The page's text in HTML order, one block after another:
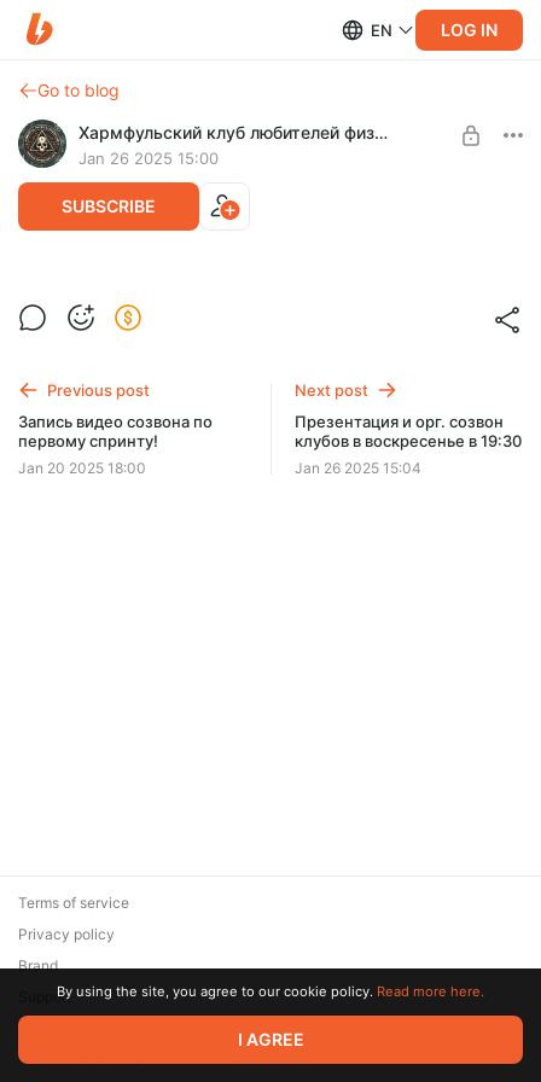
EN LOG IN
Go to blog
Хармфульский клуб любителей физики
Jan 26 2025 15:00
SUBSCRIBE
Приглашаем на новый созвон в
понедельник в 21:00
UNLOCK FOR FREE
7 days free, then $19.3 per month
Previous post
Запись видео созвона по
первому спринту!
Jan 20 2025 18:00
Next post
Презентация и орг. созвон
клубов в воскресенье в 19:30
Jan 26 2025 15:04
© 2026 Zaya Solutions Limited. All rights reserved. All trademarks
are the property of their respective owners.
Terms of service
Privacy policy
Brand
SupportBy using the site, you agree to our cookie policy. Read more here.
I AGREE